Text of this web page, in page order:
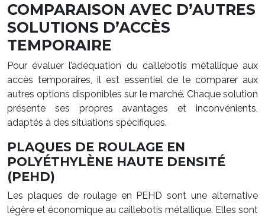
COMPARAISON AVEC D’AUTRES
SOLUTIONS D’ACCÈS
TEMPORAIRE
Pour évaluer l’adéquation du caillebotis métallique aux
accès temporaires, il est essentiel de le comparer aux
autres options disponibles sur le marché. Chaque solution
présente ses propres avantages et inconvénients,
adaptés à des situations spécifiques.
PLAQUES DE ROULAGE EN
POLYÉTHYLÈNE HAUTE DENSITÉ
(PEHD)
Les plaques de roulage en PEHD sont une alternative
légère et économique au caillebotis métallique. Elles sont